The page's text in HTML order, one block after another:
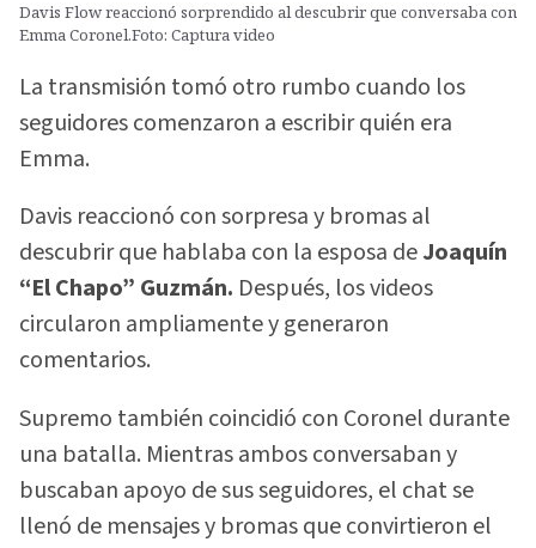
Davis Flow reaccionó sorprendido al descubrir que conversaba con
Emma Coronel.Foto: Captura video
La transmisión tomó otro rumbo cuando los
seguidores comenzaron a escribir quién era
Emma.
Davis reaccionó con sorpresa y bromas al
descubrir que hablaba con la esposa deJoaquín
“El Chapo” Guzmán. Después, los videos
circularon ampliamente y generaron
comentarios.
Supremo también coincidió con Coronel durante
una batalla. Mientras ambos conversaban y
buscaban apoyo de sus seguidores, el chat se
llenó de mensajes y bromas que convirtieron el